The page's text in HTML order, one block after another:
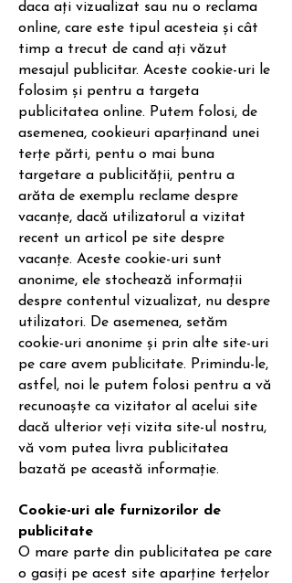
daca ați vizualizat sau nu o reclama
online, care este tipul acesteia și cât
timp a trecut de cand ați văzut
mesajul publicitar. Aceste cookie-uri le
folosim și pentru a targeta
publicitatea online. Putem folosi, de
asemenea, cookieuri aparținand unei
terțe părti, pentu o mai buna
targetare a publicității, pentru a
arăta de exemplu reclame despre
vacanțe, dacă utilizatorul a vizitat
recent un articol pe site despre
vacanțe. Aceste cookie-uri sunt
anonime, ele stochează informații
despre contentul vizualizat, nu despre
utilizatori. De asemenea, setăm
cookie-uri anonime și prin alte site-uri
pe care avem publicitate. Primindu-le,
astfel, noi le putem folosi pentru a vă
recunoaște ca vizitator al acelui site
dacă ulterior veți vizita site-ul nostru,
vă vom putea livra publicitatea
bazată pe această informație.
Cookie-uri ale furnizorilor de
publicitate
O mare parte din publicitatea pe care
o gasiți pe acest site aparține terțelor